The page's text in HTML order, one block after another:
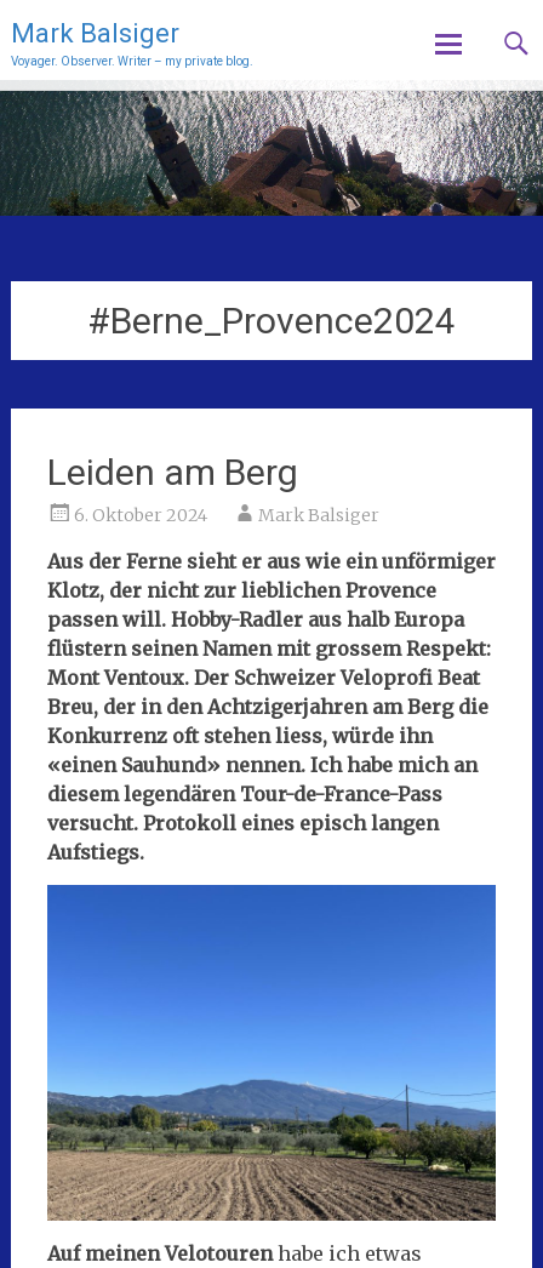
Mark Balsiger
Voyager. Observer. Writer – my private blog.
to
content
#Berne_Provence2024
Leiden am Berg
6. Oktober 2024 Mark Balsiger
Aus der Ferne sieht er aus wie ein unförmiger
Klotz, der nicht zur lieblichen Provence
passen will. Hobby-Radler aus halb Europa
flüstern seinen Namen mit grossem Respekt:
Mont Ventoux. Der Schweizer Veloprofi Beat
Breu, der in den Achtzigerjahren am Berg die
Konkurrenz oft stehen liess, würde ihn
«einen Sauhund» nennen. Ich habe mich an
diesem legendären Tour-de-France-Pass
versucht. Protokoll eines episch langen
Aufstiegs.
Auf meinen Velotourenhabe ich etwas